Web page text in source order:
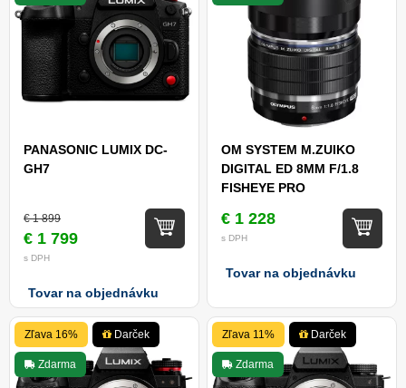
PANASONIC LUMIX DC-
GH7
€ 1 899
€ 1 799
s DPH
Tovar na objednávku
OM SYSTEM M.ZUIKO
DIGITAL ED 8MM F/1.8
FISHEYE PRO
€ 1 228
s DPH
Tovar na objednávku
Zľava 16% Darček
Zdarma
Zľava 11% Darček
Zdarma